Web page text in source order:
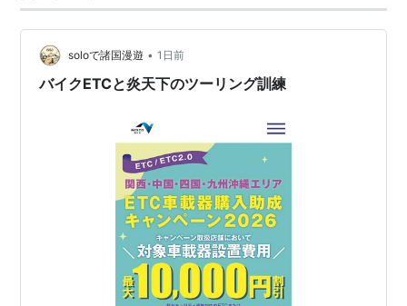
soloで諸国漫遊 • 1日前
バイクETCと炎天下のツーリング訓練